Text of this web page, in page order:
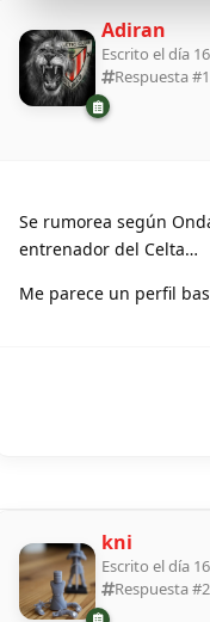
Adiran
Escrito el día
Respuesta #1
Se rumorea según
entrenador del Celta…
Me parece un perfil
kni
Escrito el día
Respuesta #2